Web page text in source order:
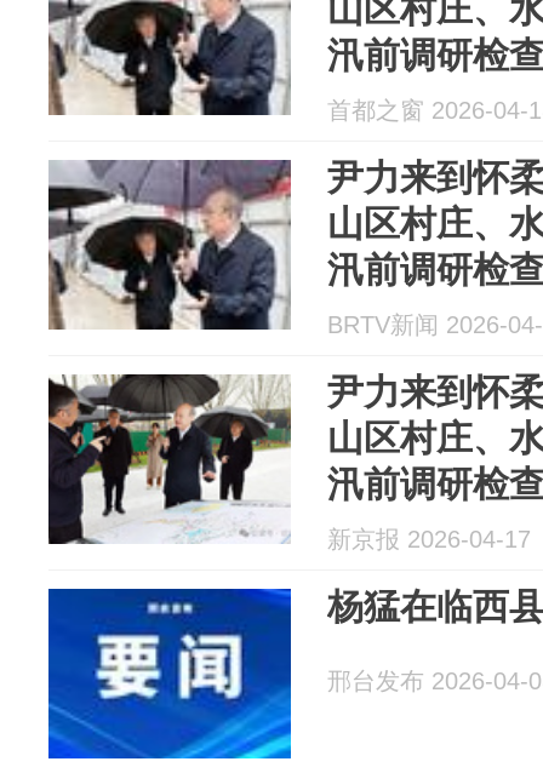
山区村庄、
汛前调研检
首都之窗 2026-04-
尹力来到怀
山区村庄、
汛前调研检
BRTV新闻 2026-
尹力来到怀
山区村庄、
汛前调研检
新京报 2026-04-17
杨猛在临西
邢台发布 2026-04-